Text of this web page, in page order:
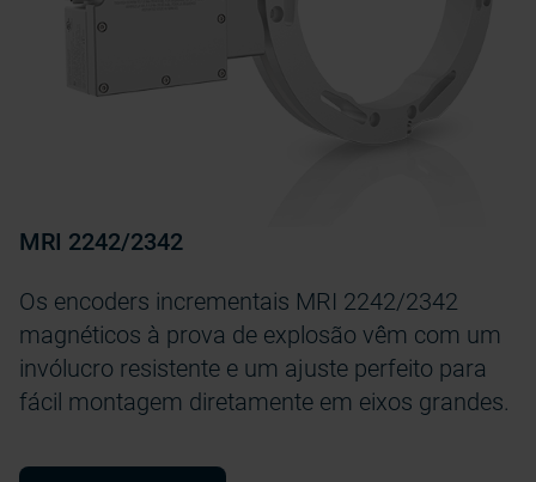
MRI 2242/2342
Os encoders incrementais MRI 2242/2342
magnéticos à prova de explosão vêm com um
invólucro resistente e um ajuste perfeito para
fácil montagem diretamente em eixos grandes.